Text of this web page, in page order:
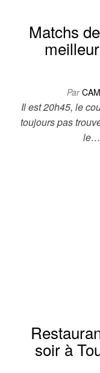
Matchs
Par
Il est 20h45, le
toujours pas
le…
soir à